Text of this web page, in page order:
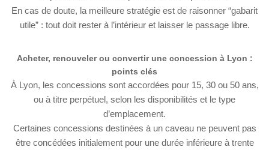
En cas de doute, la meilleure stratégie est de raisonner “gabarit
utile” : tout doit rester à l’intérieur et laisser le passage libre.
Acheter, renouveler ou convertir une concession à Lyon :
points clés
À Lyon, les concessions sont accordées pour 15, 30 ou 50 ans,
ou à titre perpétuel, selon les disponibilités et le type
d’emplacement.
Certaines concessions destinées à un caveau ne peuvent pas
être concédées initialement pour une durée inférieure à trente